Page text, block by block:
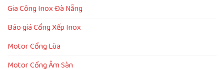
Gia Công Inox Đà Nẵng
Báo giá Cổng Xếp Inox
Motor Cổng Lùa
Motor Cổng Âm Sàn